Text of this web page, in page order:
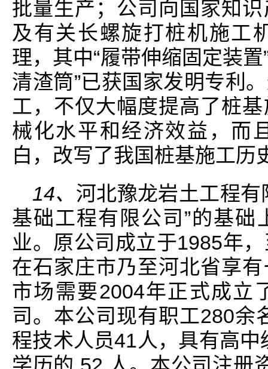
批量生产；公司向国家知
及有关长螺旋打桩机施工
理，其中“履带伸缩固定装置
清渣筒”已获国家发明专利
工，不仅大幅度提高了桩
械化水平和经济效益，而
白，改写了我国桩基施工历
14、 河北豫龙岩土工程有
基础工程有限公司”的基
业。原公司成立于1985年
在石家庄市乃至河北省享
市场需要2004年正式成立
司。本公司现有职工280余
程技术人员41人，具有高